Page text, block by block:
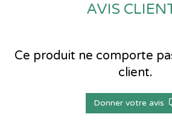
AVIS
Ce produit ne comporte
client.
Donner votre avis